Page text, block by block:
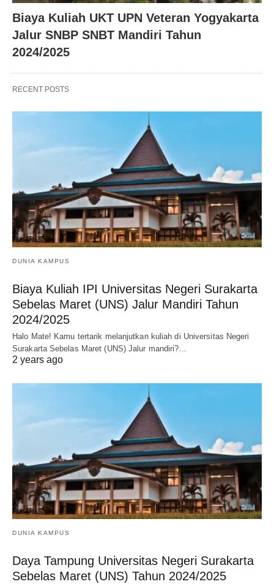
Biaya Kuliah UKT UPN Veteran Yogyakarta
Jalur SNBP SNBT Mandiri Tahun
2024/2025
RECENT POSTS
DUNIA KAMPUS
Biaya Kuliah IPI Universitas Negeri Surakarta
Sebelas Maret (UNS) Jalur Mandiri Tahun
2024/2025
Halo Mate! Kamu tertarik melanjutkan kuliah di Universitas Negeri
Surakarta Sebelas Maret (UNS) Jalur mandiri?…
2 years ago
DUNIA KAMPUS
Daya Tampung Universitas Negeri Surakarta
Sebelas Maret (UNS) Tahun 2024/2025